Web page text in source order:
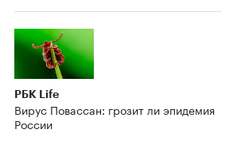
РБК Life
Вирус Повассан: грозит ли эпидемия
России